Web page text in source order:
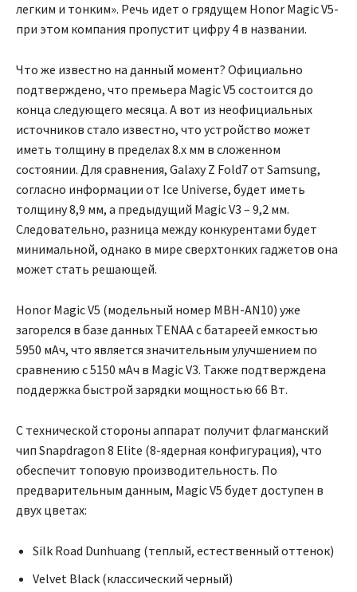
легким и тонким». Речь идет о грядущем Honor Magic V5-
при этом компания пропустит цифру 4 в названии.
Что же известно на данный момент? Официально
подтверждено, что премьера Magic V5 состоится до
конца следующего месяца. А вот из неофициальных
источников стало известно, что устройство может
иметь толщину в пределах 8.x мм в сложенном
состоянии. Для сравнения, Galaxy Z Fold7 от Samsung,
согласно информации от Ice Universe, будет иметь
толщину 8,9 мм, а предыдущий Magic V3 – 9,2 мм.
Следовательно, разница между конкурентами будет
минимальной, однако в мире сверхтонких гаджетов она
может стать решающей.
Honor Magic V5 (модельный номер MBH-AN10) уже
загорелся в базе данных TENAA с батареей емкостью
5950 мАч, что является значительным улучшением по
сравнению с 5150 мАч в Magic V3. Также подтверждена
поддержка быстрой зарядки мощностью 66 Вт.
С технической стороны аппарат получит флагманский
чип Snapdragon 8 Elite (8-ядерная конфигурация), что
обеспечит топовую производительность. По
предварительным данным, Magic V5 будет доступен в
двух цветах:
Silk Road Dunhuang (теплый, естественный оттенок)
Velvet Black (классический черный)